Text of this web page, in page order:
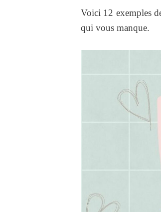
Voici 12 exemples
qui vous manque.